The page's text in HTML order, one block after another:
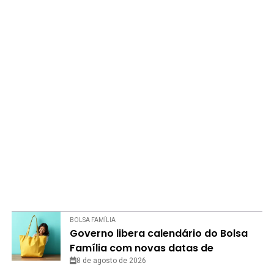
BOLSA FAMÍLIA
Governo libera calendário do Bolsa
Família com novas datas de
pagamento em agosto
8 de agosto de 2026